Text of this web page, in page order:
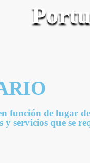
función de lugar
servicios que se